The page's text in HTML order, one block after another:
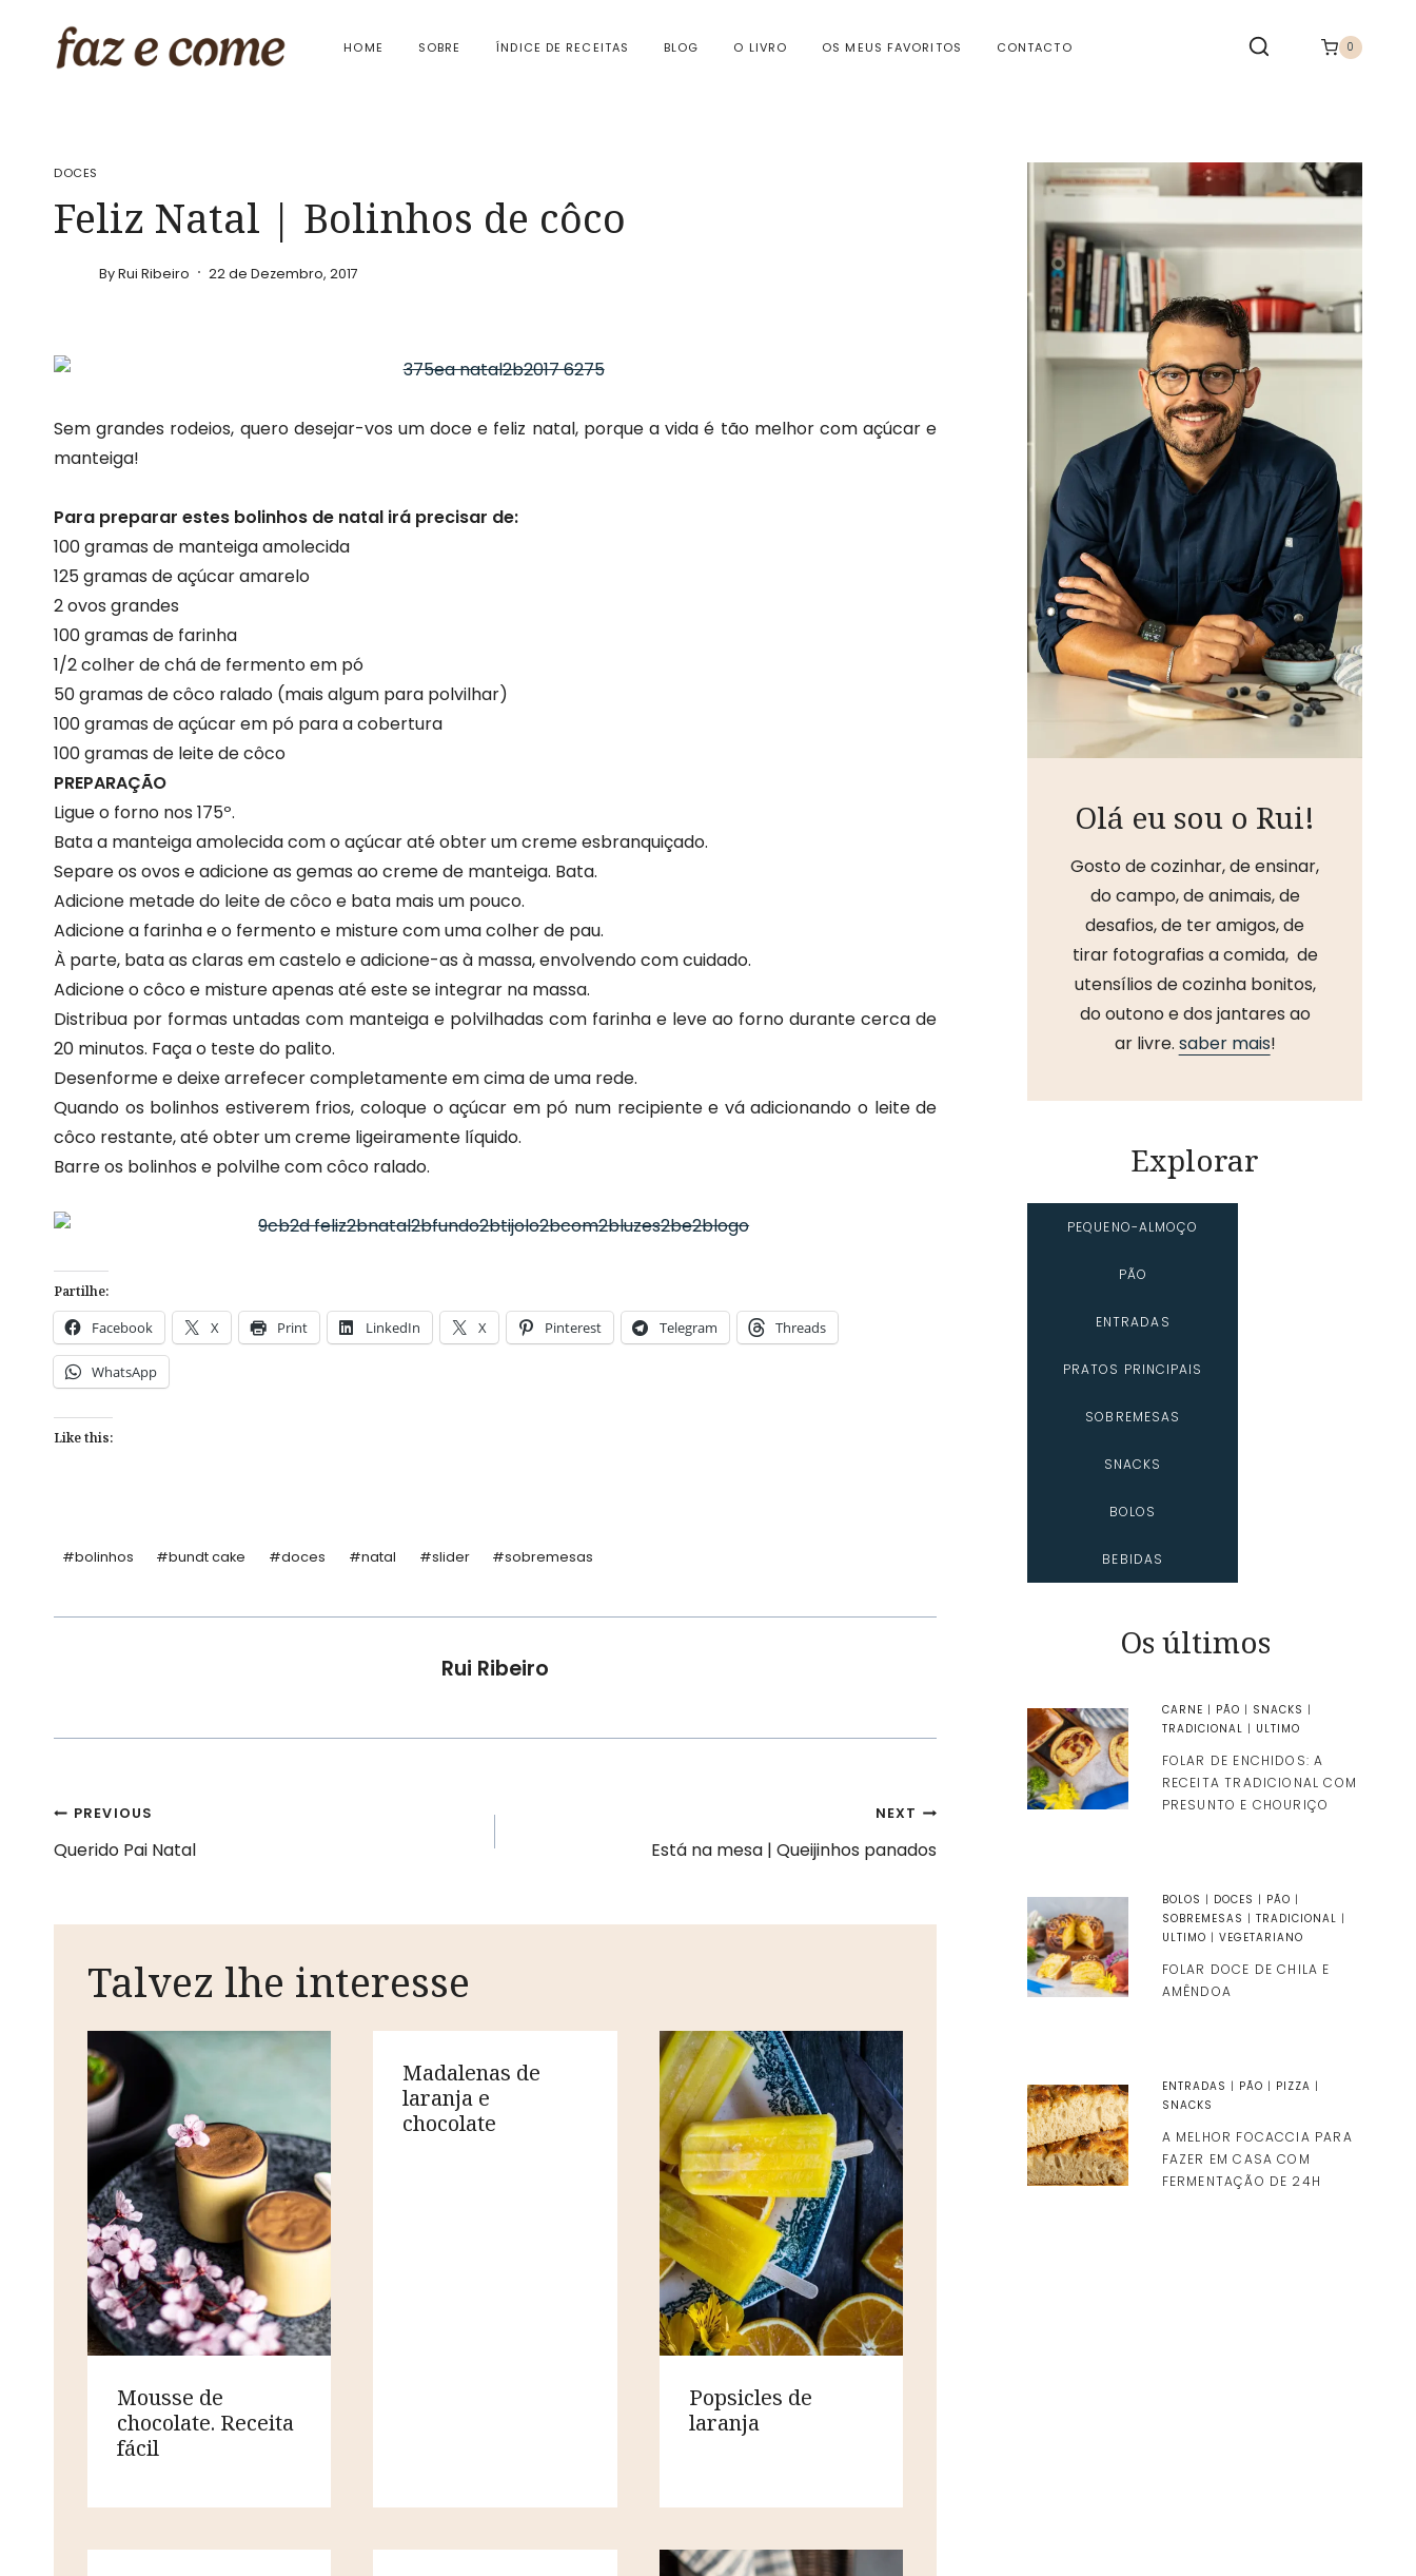
content
HOME SOBRE ÍNDICE DE RECEITAS BLOG O LIVRO OS MEUS FAVORITOS CONTACTO 0
DOCES
Feliz Natal | Bolinhos de côco
ByRui Ribeiro 22 de Dezembro, 2017
Sem grandes rodeios, quero desejar-vos um doce e feliz natal, porque a vida é tão melhor com açúcar e
manteiga!
Para preparar estes bolinhos de natal irá precisar de:
100 gramas de manteiga amolecida
125 gramas de açúcar amarelo
2 ovos grandes
100 gramas de farinha
1/2 colher de chá de fermento em pó
50 gramas de côco ralado (mais algum para polvilhar)
100 gramas de açúcar em pó para a cobertura
100 gramas de leite de côco
PREPARAÇÃO
Ligue o forno nos 175º.
Bata a manteiga amolecida com o açúcar até obter um creme esbranquiçado.
Separe os ovos e adicione as gemas ao creme de manteiga. Bata.
Adicione metade do leite de côco e bata mais um pouco.
Adicione a farinha e o fermento e misture com uma colher de pau.
À parte, bata as claras em castelo e adicione-as à massa, envolvendo com cuidado.
Adicione o côco e misture apenas até este se integrar na massa.
Distribua por formas untadas com manteiga e polvilhadas com farinha e leve ao forno durante cerca de
20 minutos. Faça o teste do palito.
Desenforme e deixe arrefecer completamente em cima de uma rede.
Quando os bolinhos estiverem frios, coloque o açúcar em pó num recipiente e vá adicionando o leite de
côco restante, até obter um creme ligeiramente líquido.
Barre os bolinhos e polvilhe com côco ralado.
Partilhe:
Facebook X Print LinkedIn X Pinterest Telegram Threads
WhatsApp
Like this:
Post
#bolinhos #bundt cake #doces #natal #slider #sobremesas
Rui Ribeiro
Navegação
de
artigos
PREVIOUS
Querido Pai Natal
NEXT
Está na mesa | Queijinhos panados
Talvez lhe interesse
Mousse de
chocolate. Receita
fácil
Madalenas de
laranja e
chocolate
Popsicles de
laranja
Olá eu sou o Rui!
Gosto de cozinhar, de ensinar,
do campo, de animais, de
desafios, de ter amigos, de
tirar fotografias a comida, de
utensílios de cozinha bonitos,
do outono e dos jantares ao
ar livre. saber mais!
Explorar
PEQUENO-ALMOÇO
PÃO
ENTRADAS
PRATOS PRINCIPAIS
SOBREMESAS
SNACKS
BOLOS
BEBIDAS
Os últimos
CARNE | PÃO | SNACKS |
TRADICIONAL | ULTIMO
FOLAR DE ENCHIDOS: A
RECEITA TRADICIONAL COM
PRESUNTO E CHOURIÇO
BOLOS | DOCES | PÃO |
SOBREMESAS | TRADICIONAL |
ULTIMO | VEGETARIANO
FOLAR DOCE DE CHILA E
AMÊNDOA
ENTRADAS | PÃO | PIZZA |
SNACKS
A MELHOR FOCACCIA PARA
FAZER EM CASA COM
FERMENTAÇÃO DE 24H